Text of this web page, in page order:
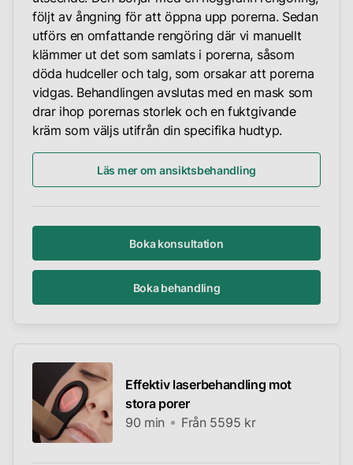
följt av ångning för att öppna upp porerna. Sedan
utförs en omfattande rengöring där vi manuellt
klämmer ut det som samlats i porerna, såsom
döda hudceller och talg, som orsakar att porerna
vidgas. Behandlingen avslutas med en mask som
drar ihop porernas storlek och en fuktgivande
kräm som väljs utifrån din specifika hudtyp.
Läs mer om ansiktsbehandling
Boka konsultation
Boka behandling
Effektiv laserbehandling mot
stora porer
90 min
Från 5595 kr